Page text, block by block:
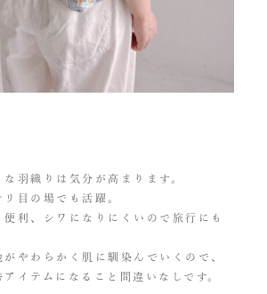
羽織りは気分が高まります。
目の場でも活躍。
利、シワになりにくいので旅行にも
やわらかく肌に馴染んでいくので、
イテムになること間違いなしです。